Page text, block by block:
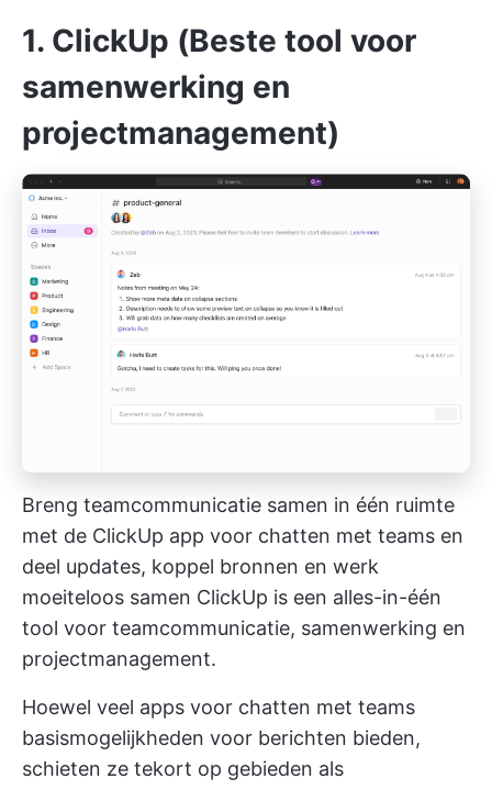
1. ClickUp (Beste tool voor
samenwerking en
projectmanagement)
Breng teamcommunicatie samen in één ruimte
met de ClickUp app voor chatten met teams en
deel updates, koppel bronnen en werk
moeiteloos samen ClickUp is een alles-in-één
tool voor teamcommunicatie, samenwerking en
projectmanagement.
Hoewel veel apps voor chatten met teams
basismogelijkheden voor berichten bieden,
schieten ze tekort op gebieden als